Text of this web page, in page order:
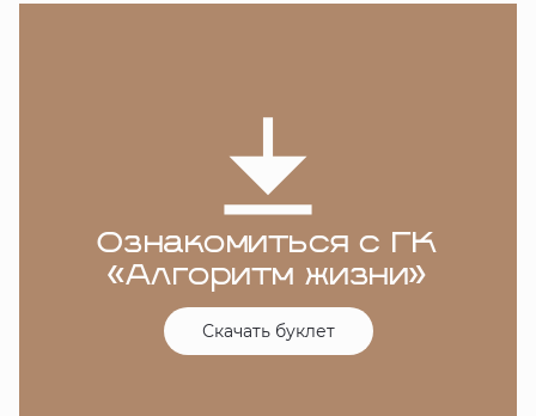
Ознакомиться с ГК
«Алгоритм жизни»
Скачать буклет